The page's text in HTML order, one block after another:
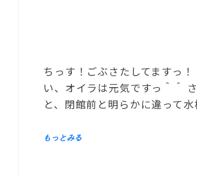
ちっす！ごぶさたしてますっ
い、オイラは元気ですっ＾＾
と、閉館前と明らかに違って